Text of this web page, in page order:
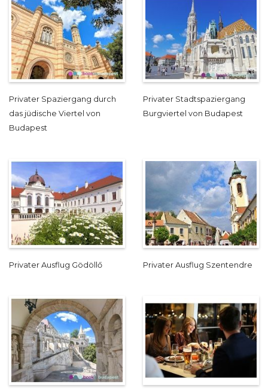
Privater Spaziergang durch
das jüdische Viertel von
Budapest
Privater Stadtspaziergang
Burgviertel von Budapest
Privater Ausflug Gödöllő Privater Ausflug Szentendre